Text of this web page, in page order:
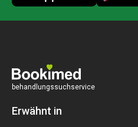
behandlungssuchservice
Erwähnt in